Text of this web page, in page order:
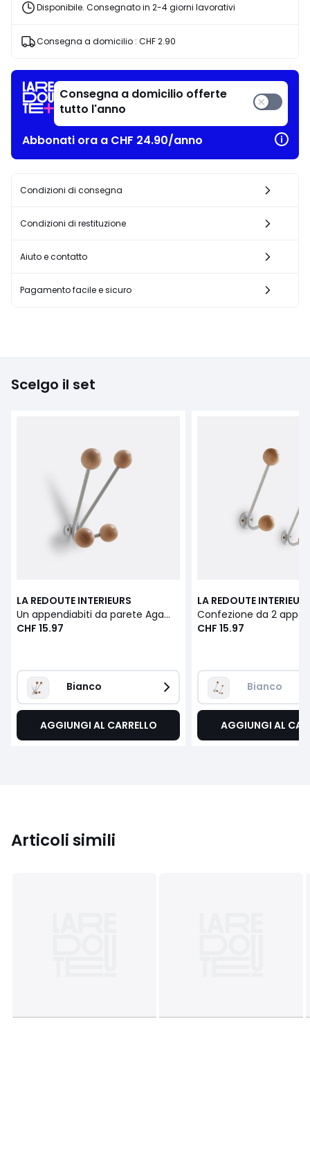
applicata.
Disponibile. Consegnato in 2-4 giorni lavorativi
Consegna a domicilio : CHF 2.90
Consegna a domicilio offerte
tutto l'anno
Abbonati ora a CHF 24.90/anno
Condizioni di consegna
Condizioni di restituzione
Aiuto e contatto
Pagamento facile e sicuro
Scelgo il set
LA REDOUTE INTERIEURS
Un appendiabiti da parete Agama
CHF 15.97
Bianco
AGGIUNGI AL CARRELLO
LA REDOUTE
CHF 15.97
Bianco
AGGIUNGI AL
Articoli simili